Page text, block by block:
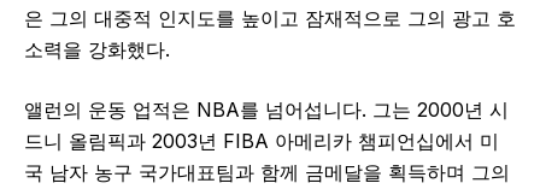
은 그의 대중적 인지도를 높이고 잠재적으로 그의 광고 호
소력을 강화했다.
앨런의 운동 업적은 NBA를 넘어섭니다. 그는 2000년 시
드니 올림픽과 2003년 FIBA 아메리카 챔피언십에서 미
국 남자 농구 국가대표팀과 함께 금메달을 획득하며 그의